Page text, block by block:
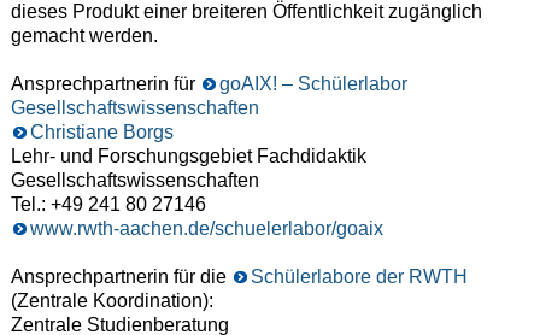
dieses Produkt einer breiteren Öffentlichkeit zugänglich
gemacht werden.
Ansprechpartnerin für
goAIX! – Schülerlabor
Gesellschaftswissenschaften
Christiane Borgs
Lehr- und Forschungsgebiet Fachdidaktik
Gesellschaftswissenschaften
Tel.: +49 241 80 27146
www.rwth-aachen.de/schuelerlabor/goaix
Ansprechpartnerin für die
Schülerlabore der RWTH
(Zentrale Koordination):
Zentrale Studienberatung